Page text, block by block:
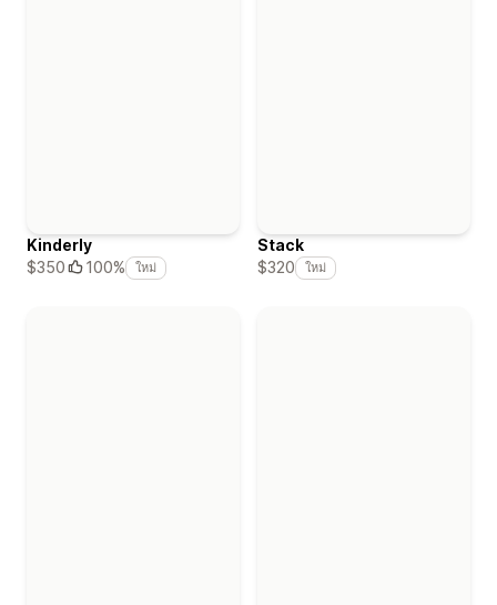
Kinderly
$350
100% ใหม่
Stack
$320
ใหม่